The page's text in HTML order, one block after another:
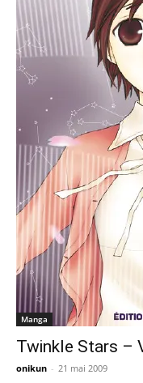
Manga
Twinkle Stars –
onikun - 21 mai 2009